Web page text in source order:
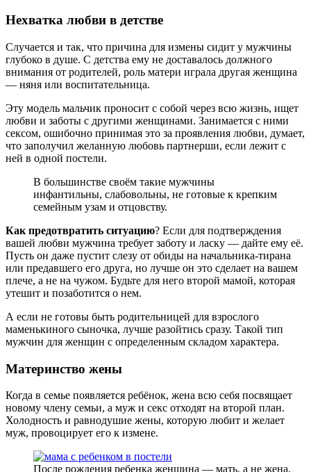
Нехватка любви в детстве
Случается и так, что причина для измены сидит у мужчины
глубоко в душе. С детства ему не доставалось должного
внимания от родителей, роль матери играла другая женщина
— няня или воспитательница.
Эту модель мальчик проносит с собой через всю жизнь, ищет
любви и заботы с другими женщинами. Занимается с ними
сексом, ошибочно принимая это за проявления любви, думает,
что заполучил желанную любовь партнерши, если лежит с
ней в одной постели.
В большинстве своём такие мужчины
инфантильны, слабовольны, не готовые к крепким
семейным узам и отцовству.
Как предотвратить ситуацию? Если для подтверждения
вашей любви мужчина требует заботу и ласку — дайте ему её.
Пусть он даже пустит слезу от обиды на начальника-тирана
или предавшего его друга, но лучше он это сделает на вашем
плече, а не на чужом. Будьте для него второй мамой, которая
утешит и позаботится о нем.
А если не готовы быть родительницей для взрослого
маменькиного сыночка, лучше разойтись сразу. Такой тип
мужчин для женщин с определенным складом характера.
Материнство жены
Когда в семье появляется ребёнок, жена всю себя посвящает
новому члену семьи, а муж и секс отходят на второй план.
Холодность и равнодушие жены, которую любит и желает
муж, провоцирует его к измене.
После рождения ребенка женщина — мать, а не жена.